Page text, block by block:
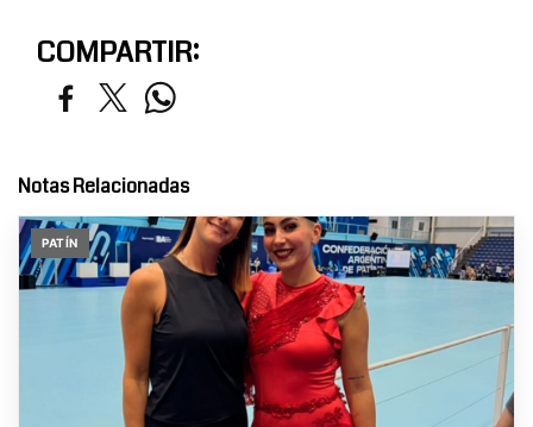
COMPARTIR:
Notas Relacionadas
PATÍN